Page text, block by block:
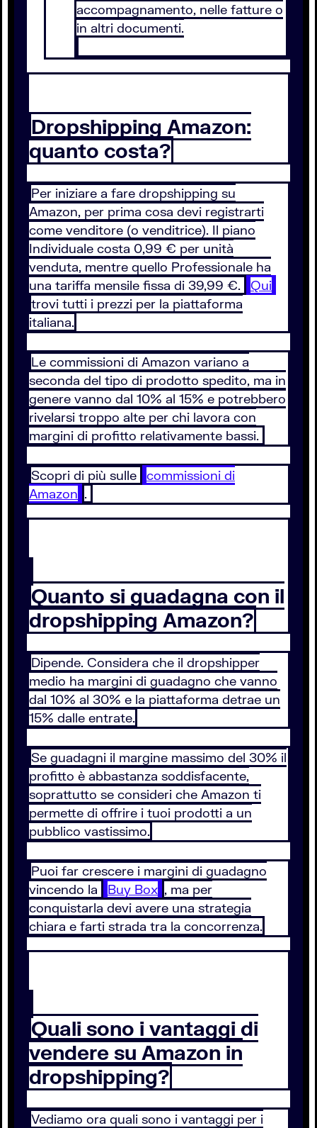
accompagnamento, nelle fatture o
in altri documenti.
Dropshipping Amazon:
quanto costa?
Per iniziare a fare dropshipping su
Amazon, per prima cosa devi registrarti
come venditore (o venditrice). Il piano
Individuale costa 0,99 € per unità
venduta, mentre quello Professionale ha
una tariffa mensile fissa di 39,99 €.
Qui
trovi tutti i prezzi per la piattaforma
italiana.
Le commissioni di Amazon variano a
seconda del tipo di prodotto spedito, ma in
genere vanno dal 10% al 15% e potrebbero
rivelarsi troppo alte per chi lavora con
margini di profitto relativamente bassi.
Scopri di più sulle
commissioni di
Amazon .
Quanto si guadagna con il
dropshipping Amazon?
Dipende. Considera che il dropshipper
medio ha margini di guadagno che vanno
dal 10% al 30% e la piattaforma detrae un
15% dalle entrate.
Se guadagni il margine massimo del 30% il
profitto è abbastanza soddisfacente,
soprattutto se consideri che Amazon ti
permette di offrire i tuoi prodotti a un
pubblico vastissimo.
Puoi far crescere i margini di guadagno
vincendo la
Buy Box , ma per
conquistarla devi avere una strategia
chiara e farti strada tra la concorrenza.
Quali sono i vantaggi di
vendere su Amazon in
dropshipping?
Vediamo ora quali sono i vantaggi per i